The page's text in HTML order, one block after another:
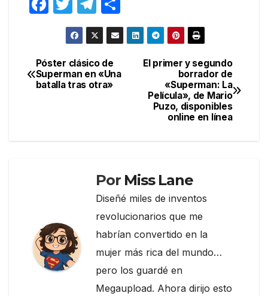
e
b
w
itt
er
el
e
gr
a
o
m
ar
Navegación
de
El primer y segundo
borrador de
«Superman: La
Película», de Mario
Puzo, disponibles
online en línea
Póster clásico de
Superman en «Una
batalla tras otra»
Por Miss Lane
Diseñé miles de inventos
revolucionarios que me
habrían convertido en la
mujer más rica del mundo…
pero los guardé en
Megaupload. Ahora dirijo esto